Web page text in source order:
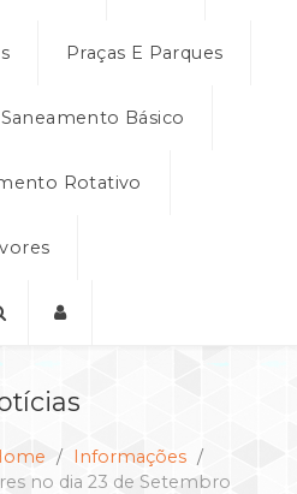
Praças E Parques
Básico
Rotativo
Informações
no dia 23 de Setembro